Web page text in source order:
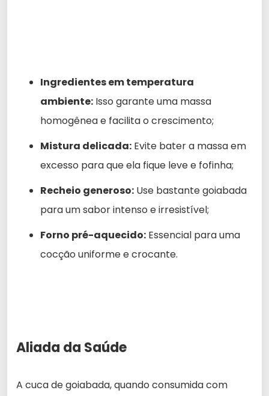
Ingredientes em temperatura
ambiente: Isso garante uma massa
homogênea e facilita o crescimento;
Mistura delicada: Evite bater a massa em
excesso para que ela fique leve e fofinha;
Recheio generoso: Use bastante goiabada
para um sabor intenso e irresistível;
Forno pré-aquecido: Essencial para uma
cocção uniforme e crocante.
Aliada da Saúde
A cuca de goiabada, quando consumida com